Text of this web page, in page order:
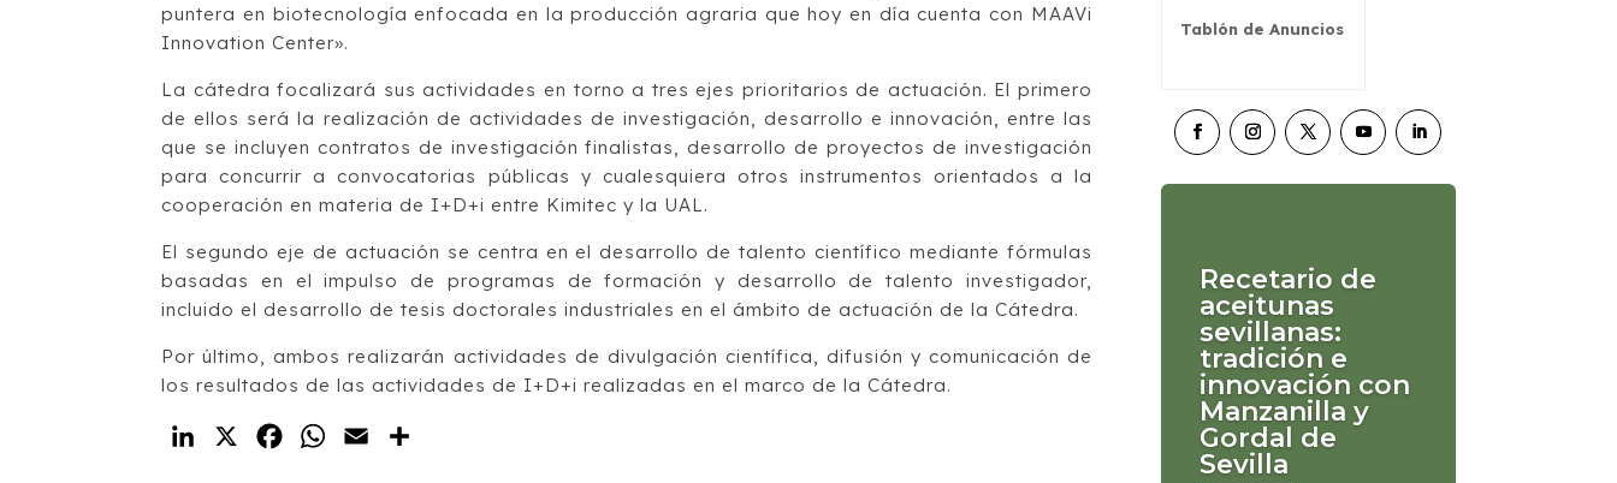
puntera en biotecnología enfocada en la producción agraria que hoy en día cuenta con MAAVi
Innovation Center».
La cátedra focalizará sus actividades en torno a tres ejes prioritarios de actuación. El primero
de ellos será la realización de actividades de investigación, desarrollo e innovación, entre las
que se incluyen contratos de investigación finalistas, desarrollo de proyectos de investigación
para concurrir a convocatorias públicas y cualesquiera otros instrumentos orientados a la
cooperación en materia de I+D+i entre Kimitec y la UAL.
El segundo eje de actuación se centra en el desarrollo de talento científico mediante fórmulas
basadas en el impulso de programas de formación y desarrollo de talento investigador,
incluido el desarrollo de tesis doctorales industriales en el ámbito de actuación de la Cátedra.
Por último, ambos realizarán actividades de divulgación científica, difusión y comunicación de
los resultados de las actividades de I+D+i realizadas en el marco de la Cátedra.
LinkedIn
X FacebookWhatsApp
Email
Tablón de Anuncios
Recetario de
aceitunas
sevillanas:
tradición e
innovación con
Manzanilla y
Gordal de
Sevilla